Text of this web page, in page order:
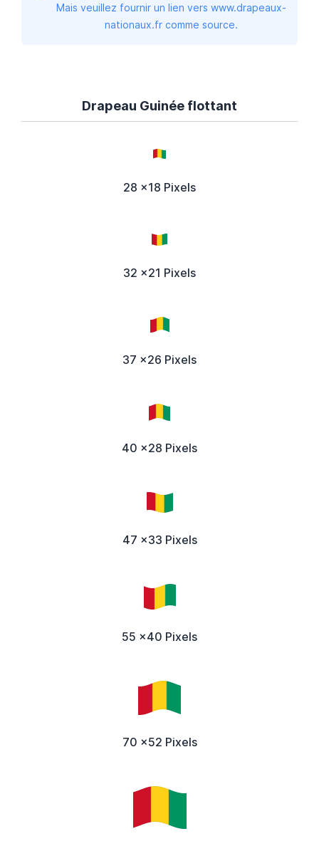
Mais veuillez fournir un lien vers www.drapeaux-
nationaux.fr comme source.
Drapeau Guinée flottant
28 x18 Pixels
32 x21 Pixels
37 x26 Pixels
40 x28 Pixels
47 x33 Pixels
55 x40 Pixels
70 x52 Pixels